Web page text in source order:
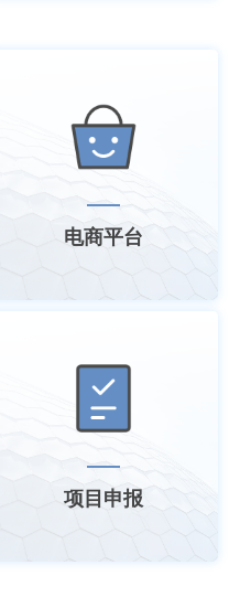
电商平台
项目申报